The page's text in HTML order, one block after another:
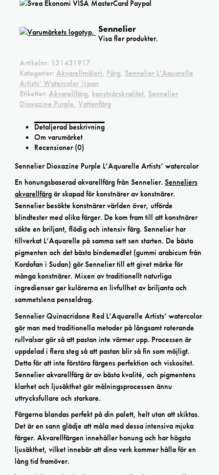
Sennelier
Visa fler produkter.
Artikelnr: 131431917
Kategorier: Akvarellmåleri, Färg, Sennelier L’Aquarelle
Artists’ Watercolor ½pan
Etiketter: Akvarellfärg, konstnärskvalitet, Sennelier
Dioxazine Purple, Vattenfärg
Detaljerad beskrivning
Om varumärket
Recensioner (0)
Sennelier Dioxazine Purple L’Aquarelle Artists’ watercolor
En honungsbaserad akvarellfärg från Sennelier. Senneliers
akvarellfärgär skapad för konstnärer av konstnärer.
Sennelier besökte konstnärer världen över, utförde
blindtester med olika färger. De kom fram till att konstnärer
sökte en briljant, flödig och intensiv färg. Sennelier har
tillverkat L’Aquarelle på samma sett sen starten. De bästa
pigmenten och det bästa bindemedlet (gummi arabicum från
Kordofan i Sudan) gör Sennelier till ett givet märke för
många konstnärer. Mixen av traditionellt naturliga
ingredienser ger kulörerna en livfullhet av briljanta och
sammetslena penseldrag.
Sennelier Quinacridone Red L’Aquarelle Artists’ watercolor
gör man med traditionella metoder på långsamt roterande
rullvalsar gör så att pastan inte värmer upp. Processen är
uppdelad i flera steg så att pastan blir så fin som möjligt.
Detta för att inte förstöra färgens perfektion och viskositet.
Sennelier akvarellfärg är av bästa kvalité, och pigmentens
klarhet och ljusäkthet gör målningsprocessen ännu
uttrycksfullare och starkare.
Färgerna blandas perfekt på din palett, helt utan att skiktas.
Det är en sann glädje att måla med dessa intensiva mjuka
färger. Akvarellfärgen innehåller honung och har högsta
ljusäkthet, vilket innebär att dina verk kommer hålla för en
lång tid framöver.